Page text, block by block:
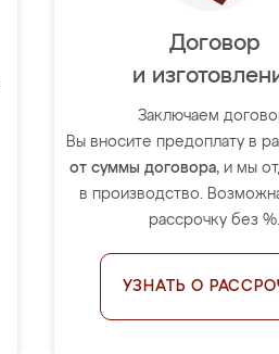
Договор
и
Заключаем
Вы вносите предоплату в
от суммы договора, и мы
в производство.
рассрочку без
УЗНАТЬ О